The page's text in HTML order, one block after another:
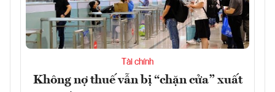
Tài chính
Không nợ thuế vẫn bị “chặn cửa” xuất